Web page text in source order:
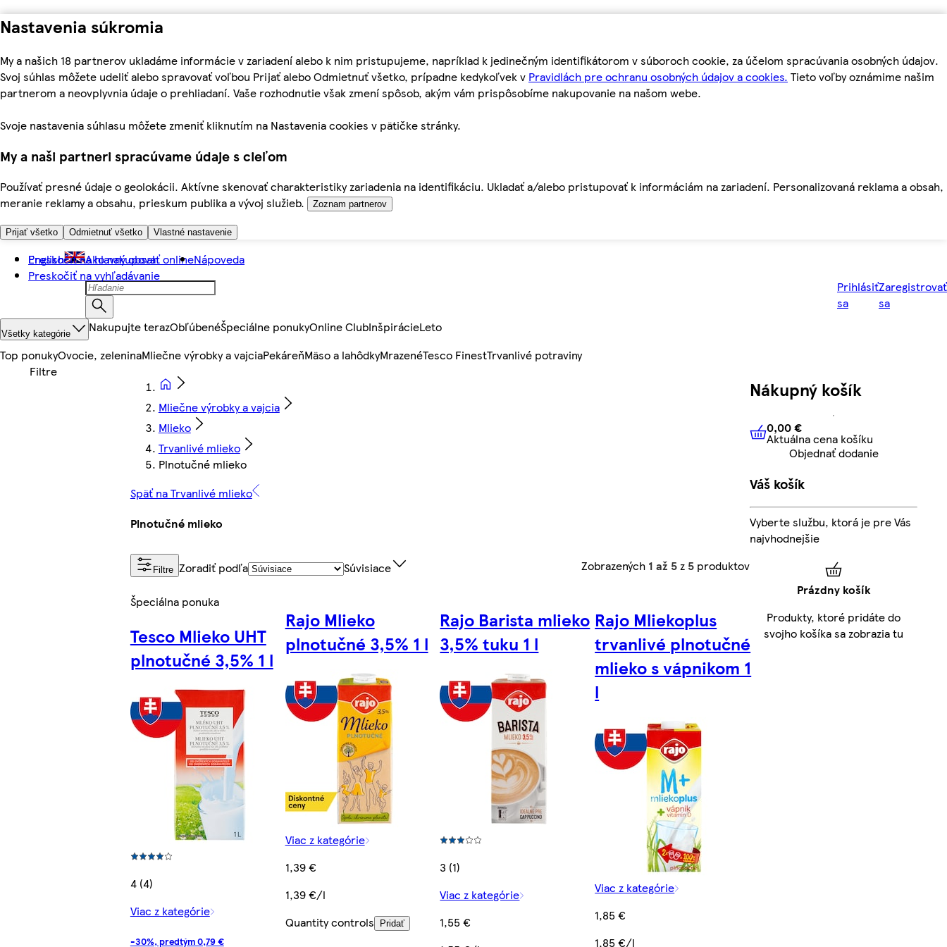
Nastavenia súkromia
My a našich 18 partnerov ukladáme informácie v zariadení alebo k nim pristupujeme, napríklad k jedinečným identifikátorom v súboroch cookie, za účelom spracúvania osobných údajov.
Svoj súhlas môžete udeliť alebo spravovať voľbou Prijať alebo Odmietnuť všetko, prípadne kedykoľvek v Pravidlách pre ochranu osobných údajov a cookies. Tieto voľby oznámime našim
partnerom a neovplyvnia údaje o prehliadaní. Vaše rozhodnutie však zmení spôsob, akým vám prispôsobíme nakupovanie na našom webe.
Svoje nastavenia súhlasu môžete zmeniť kliknutím na Nastavenia cookies v pätičke stránky.
My a naši partneri spracúvame údaje s cieľom
Používať presné údaje o geolokácii. Aktívne skenovať charakteristiky zariadenia na identifikáciu. Ukladať a/alebo pristupovať k informáciám na zariadení. Personalizovaná reklama a obsah,
meranie reklamy a obsahu, prieskum publika a vývoj služieb.
Zoznam partnerov
Prijať všetko Odmietnuť všetko Vlastné nastavenie
Preskočiť na hlavný obsah
Preskočiť na vyhľadávanie
English Ako nakupovať onlineNápoveda
Prihlásiť
sa
Zaregistrovať
sa
Všetky kategórie Nakupujte terazObľúbenéŠpeciálne ponukyOnline ClubInšpirácieLeto
Top ponukyOvocie, zeleninaMliečne výrobky a vajciaPekáreňMäso a lahôdkyMrazenéTesco FinestTrvanlivé potraviny
Mliečne výrobky a vajcia
Mlieko
Trvanlivé mlieko
Plnotučné mlieko
Späť na Trvanlivé mlieko
Plnotučné mlieko
Filtre Zoradiť podľa Súvisiace Zobrazených 1 až 5z 5 produktov
Špeciálna ponuka
Tesco Mlieko UHT
plnotučné 3,5% 1 l
4 (4)
Viac z kategórie
-30%, predtým 0,79 €
Rajo Mlieko
plnotučné 3,5% 1 l
Viac z kategórie
1,39 €
1,39 €/l
Quantity controls
Pridať
Rajo Barista mlieko
3,5% tuku 1 l
3 (1)
Viac z kategórie
1,55 €
Rajo Mliekoplus
trvanlivé plnotučné
mlieko s vápnikom 1
l
Viac z kategórie
1,85 €
1,85 €/l
Nákupný košík
0,00 € Aktuálna cena košíku
0,00 €
Aktuálna cena košíku
Objednať dodanie
Váš košík
Vyberte službu, ktorá je pre Vás
najvhodnejšie
Prázdny košík
Produkty, ktoré pridáte do
svojho košíka sa zobrazia tu